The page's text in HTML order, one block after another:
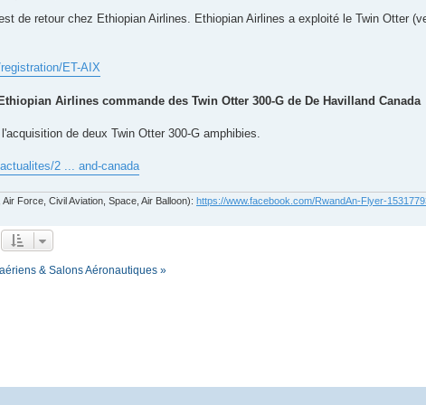
de retour chez Ethiopian Airlines. Ethiopian Airlines a exploité le Twin Otter
ET-AIX
Airlines commande des Twin Otter 300-G de De Havilland Canada
de deux Twin Otter 300-G amphibies.
2 ... and-canada
Force, Civil Aviation, Space, Air Balloon): https://www.facebook.com/RwandAn-Flyer-
& Salons Aéronautiques »